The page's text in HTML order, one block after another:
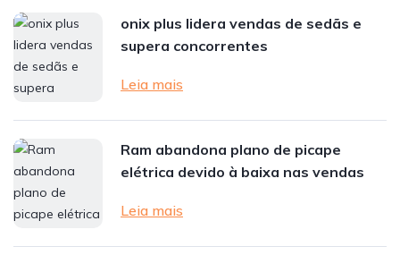
onix plus lidera vendas de sedãs e
supera concorrentes
Leia mais
Ram abandona plano de picape
elétrica devido à baixa nas vendas
Leia mais